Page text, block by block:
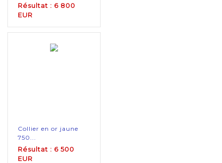
Résultat : 6 800
EUR
Collier en or jaune
750...
Résultat : 6 500
EUR